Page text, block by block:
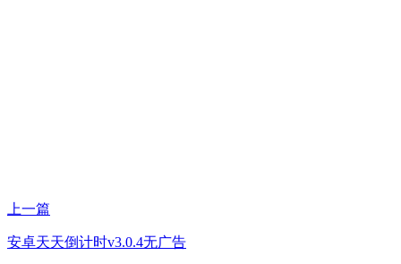
上一篇
安卓天天倒计时v3.0.4无广告